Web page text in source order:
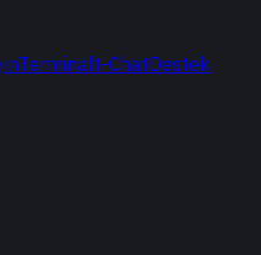
Terminalt-ChatDestek